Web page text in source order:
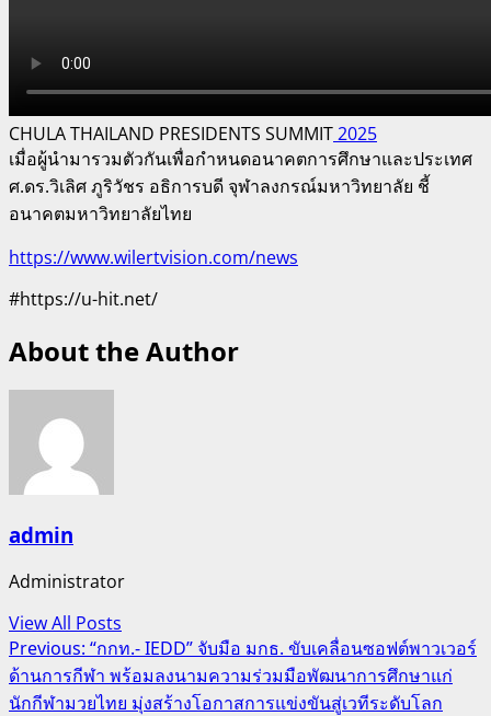
CHULA THAILAND PRESIDENTS SUMMIT2025
เมื่อผู้นำมารวมตัวกันเพื่อกำหนดอนาคตการศึกษาและประเทศ
ศ.ดร.วิเลิศ ภูริวัชร อธิการบดี จุฬาลงกรณ์มหาวิทยาลัย ชี้
อนาคตมหาวิทยาลัยไทย
https://www.wilertvision.com/news
#https://u-hit.net/
About the Author
admin
Administrator
View All Posts
Post
navigation
Previous: “กกท.- IEDD” จับมือ มกธ. ขับเคลื่อนซอฟต์พาวเวอร์
ด้านการกีฬา พร้อมลงนามความร่วมมือพัฒนาการศึกษาแก่
นักกีฬามวยไทย มุ่งสร้างโอกาสการแข่งขันสู่เวทีระดับโลก